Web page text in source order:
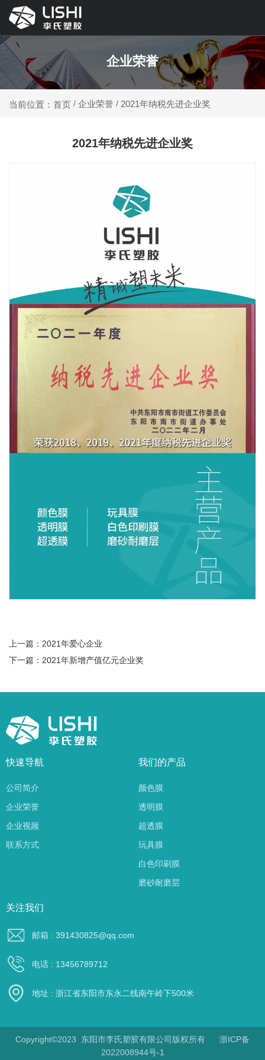
企业荣誉
当前位置：首页 / 企业荣誉 / 2021年纳税先进企业奖
2021年纳税先进企业奖
上一篇： 2021年爱心企业
下一篇： 2021年新增产值亿元企业奖
快速导航
公司简介
企业荣誉
企业视频
联系方式
我们的产品
颜色膜
透明膜
超透膜
玩具膜
白色印刷膜
磨砂耐磨层
关注我们
邮箱 : 391430825@qq.com
电话 : 13456789712
地址 : 浙江省东阳市东永二线南午岭下500米
Copyright©2023 东阳市李氏塑胶有限公司版权所有 浙ICP备
2022008944号-1